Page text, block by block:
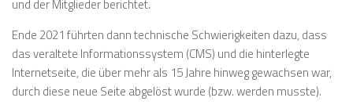
und der Mitglieder berichtet.
Ende 2021 führten dann technische Schwierigkeiten dazu, dass
das veraltete Informationssystem (CMS) und die hinterlegte
Internetseite, die über mehr als 15 Jahre hinweg gewachsen war,
durch diese neue Seite abgelöst wurde (bzw. werden musste).